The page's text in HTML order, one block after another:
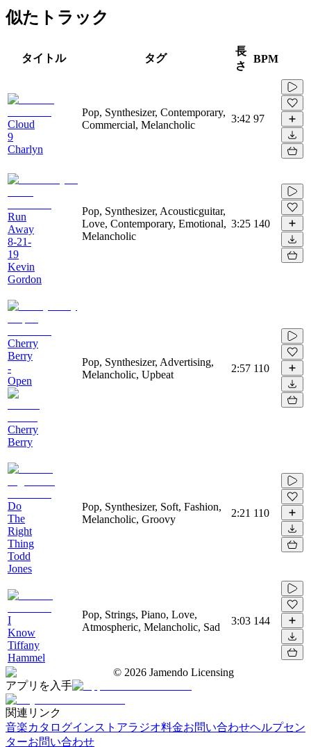
似たトラック
タイトル タグ
長
さ
BPM
Cloud
9
Charlyn
Pop, Synthesizer, Contemporary,
Commercial, Melancholic
3:42 97
Run
Away
8-21-
19
Kevin
Gordon
Pop, Synthesizer, Acousticguitar,
Love, Contemporary, Emotional,
Melancholic
3:25 140
Cherry
Berry
-
Open
Cherry
Berry
Pop, Synthesizer, Advertising,
Melancholic, Upbeat
2:57 110
Do
The
Right
Thing
Todd
Jones
Pop, Synthesizer, Soft, Fashion,
Melancholic, Groovy
2:21 110
I
Know
Tiffany
Hammel
Pop, Strings, Piano, Love,
Atmospheric, Melancholic, Sad
3:03 144
© 2026 Jamendo Licensing
アプリを入手
関連リンク
音楽カタログインストアラジオ料金お問い合わせヘルプセン
ターお問い合わせ